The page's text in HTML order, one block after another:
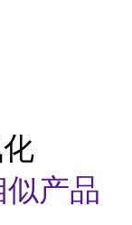
产品